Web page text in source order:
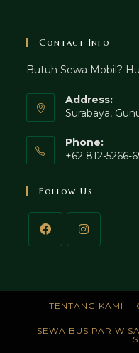
Contact Info
Butuh Sewa Mobil?
Address:
Surabaya,
Phone:
+62 812-5266-
Follow Us
TENTANG KAMI
SEWA BUS